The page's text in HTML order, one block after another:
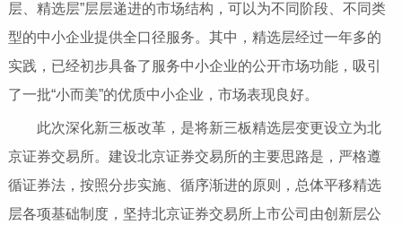
层、精选层”层层递进的市场结构，可以为不同阶段、不同类
型的中小企业提供全口径服务。其中，精选层经过一年多的
实践，已经初步具备了服务中小企业的公开市场功能，吸引
了一批“小而美”的优质中小企业，市场表现良好。
此次深化新三板改革，是将新三板精选层变更设立为北
京证券交易所。建设北京证券交易所的主要思路是，严格遵
循证券法，按照分步实施、循序渐进的原则，总体平移精选
层各项基础制度，坚持北京证券交易所上市公司由创新层公